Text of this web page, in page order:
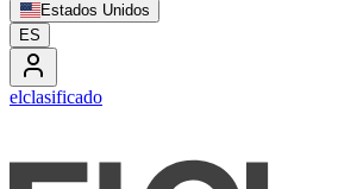
Estados Unidos
ES
elclasificado